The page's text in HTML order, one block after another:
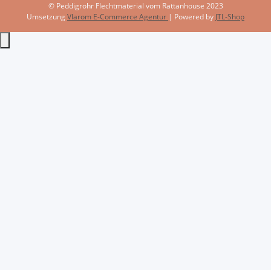
© Peddigrohr Flechtmaterial vom Rattanhouse 2023
UmsetzungVlarom E-Commerce Agentur | Powered by JTL-Shop